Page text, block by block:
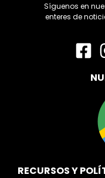
Síguenos en
enteres de
RECURSOS Y